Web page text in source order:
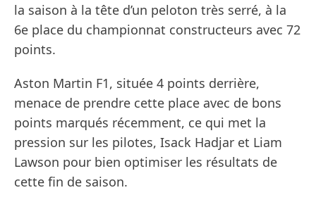
la saison à la tête d’un peloton très serré, à la
6e place du championnat constructeurs avec 72
points.
Aston Martin F1, située 4 points derrière,
menace de prendre cette place avec de bons
points marqués récemment, ce qui met la
pression sur les pilotes, Isack Hadjar et Liam
Lawson pour bien optimiser les résultats de
cette fin de saison.